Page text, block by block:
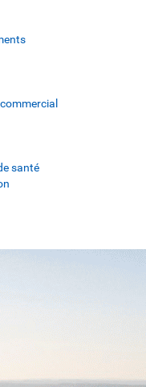
santé